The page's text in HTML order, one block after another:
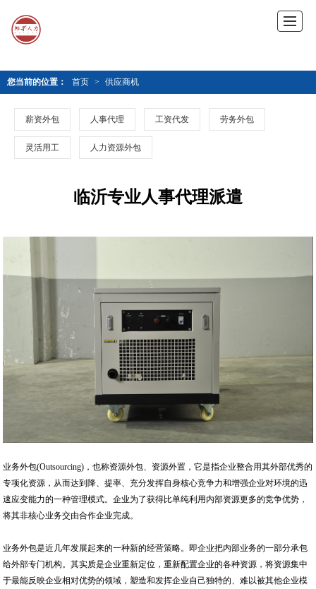
您当前的位置： 首页 > 供应商机
薪资外包 人事代理 工资代发 劳务外包
灵活用工 人力资源外包
临沂专业人事代理派遣
业务外包(Outsourcing)，也称资源外包、资源外置，它是指企业整合用其外部优秀的
专项化资源，从而达到降、提率、充分发挥自身核心竞争力和增强企业对环境的迅
速应变能力的一种管理模式。企业为了获得比单纯利用内部资源更多的竞争优势，
将其非核心业务交由合作企业完成。
业务外包是近几年发展起来的一种新的经营策略。即企业把内部业务的一部分承包
给外部专门机构。其实质是企业重新定位，重新配置企业的各种资源，将资源集中
于最能反映企业相对优势的领域，塑造和发挥企业自己独特的、难以被其他企业模